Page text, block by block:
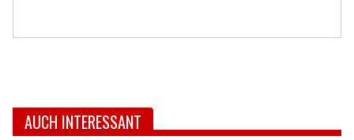
AUCH INTERESSANT